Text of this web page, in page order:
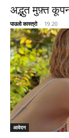
अद्भुत मुफ़्त
पाउलो कास्त्रो - 19:20
आवेदन